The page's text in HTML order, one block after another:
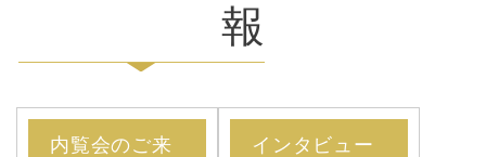
報
内覧会のご来
インタビュー